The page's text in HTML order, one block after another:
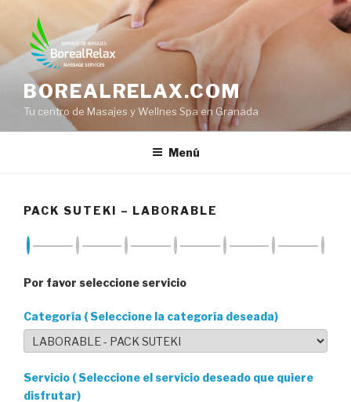
contenido
BOREALRELAX.COM
Tu centro de Masajes y Wellnes Spa en Granada
Menú
PACK SUTEKI – LABORABLE
Por favor seleccione servicio
Categoría ( Seleccione la categoría deseada)
Servicio ( Seleccione el servicio deseado que quiere
disfrutar)